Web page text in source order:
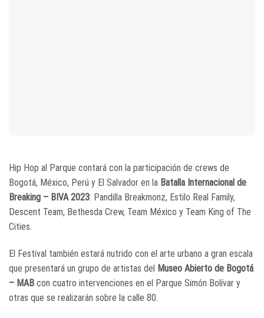
Hip Hop al Parque contará con la participación de crews de
Bogotá, México, Perú y El Salvador en la Batalla Internacional de
Breaking – BIVA 2023: Pandilla Breakmonz, Estilo Real Family,
Descent Team, Bethesda Crew, Team México y Team King of The
Cities.
El Festival también estará nutrido con el arte urbano a gran escala
que presentará un grupo de artistas del Museo Abierto de Bogotá
– MAB con cuatro intervenciones en el Parque Simón Bolívar y
otras que se realizarán sobre la calle 80.